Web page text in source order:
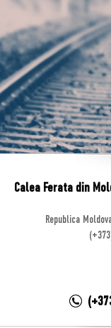
Calea Ferata din
Republica